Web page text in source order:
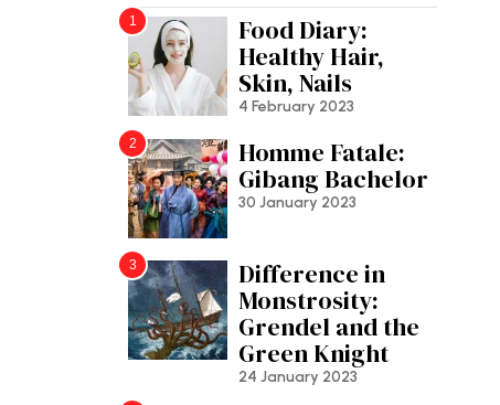
1
Food Diary:
Healthy Hair,
Skin, Nails
4 February 2023
2
Homme Fatale:
Gibang Bachelor
30 January 2023
3
Difference in
Monstrosity:
Grendel and the
Green Knight
24 January 2023